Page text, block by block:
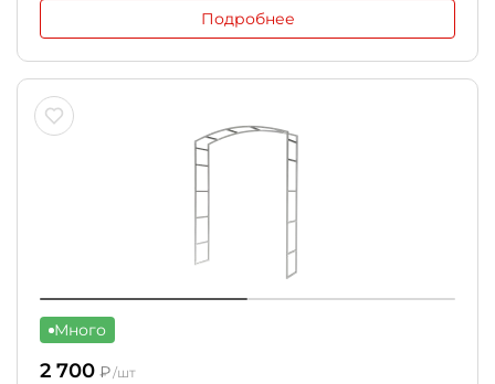
Подробнее
Много
2 700 ₽/шт